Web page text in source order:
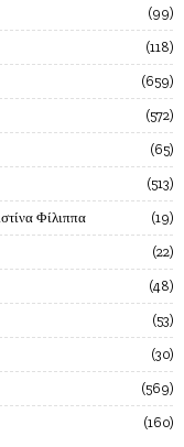
99
118
659
572
65
513
Φίλιππα 19
22
48
53
30
569
160